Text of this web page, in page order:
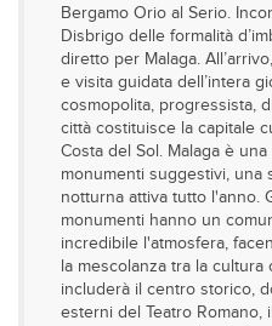
Bergamo Orio al Serio.
Disbrigo delle formalità
diretto per Malaga.
e visita guidata dell’intera
cosmopolita, progressista,
città costituisce la capitale
Costa del Sol. Malaga è
monumenti suggestivi, una
notturna attiva tutto l'anno.
monumenti hanno un
incredibile l'atmosfera,
la mescolanza tra la cultura
includerà il centro storico,
esterni del Teatro Romano,